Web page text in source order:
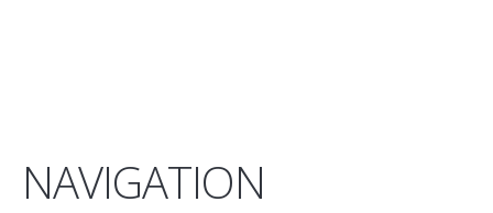
NAVIGATION